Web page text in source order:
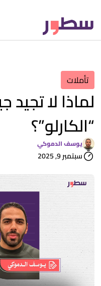
تأملات
لماذا لا
“الكارلو”؟
يوسف الدموكي
سبتمبر 9, 2025